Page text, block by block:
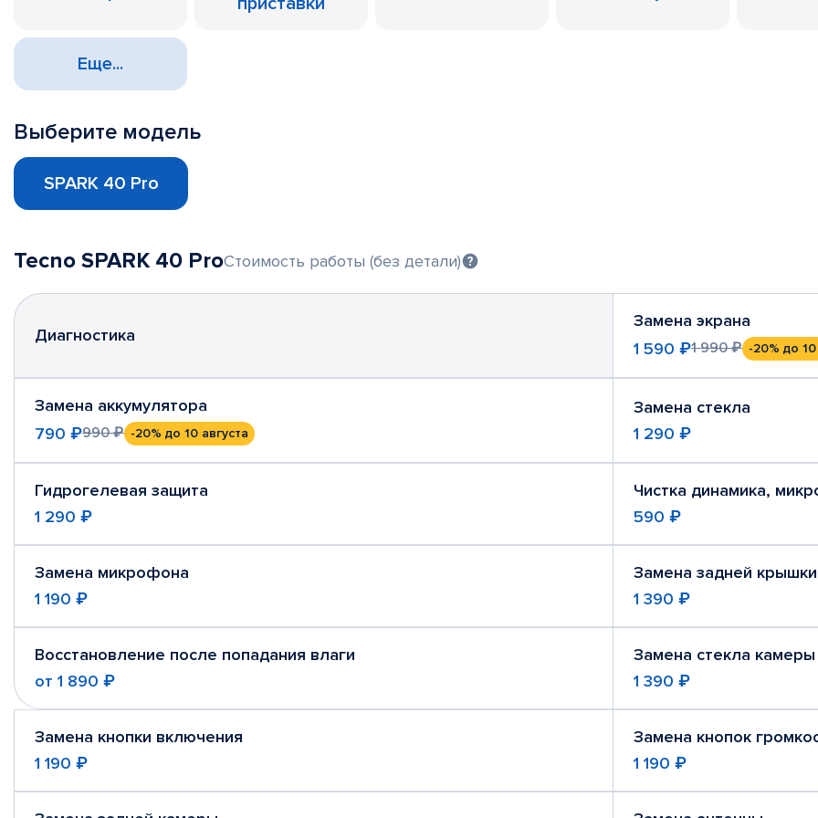
Еще...
Выберите модель
SPARK 40 Pro
Tecno SPARK 40 ProСтоимость работы (без детали)
Диагностика
Замена экрана
1 590 ₽1 990 ₽ -20% до 10
Замена аккумулятора
790 ₽990 ₽ -20% до 10 августа
Замена стекла
1 290 ₽
Гидрогелевая защита
1 290 ₽
Чистка динамика,
590 ₽
Замена микрофона
1 190 ₽
Замена задней крышки
1 390 ₽
Восстановление после попадания влаги
от 1 890 ₽
Замена стекла камеры
1 390 ₽
Замена кнопки включения
1 190 ₽
Замена кнопок
1 190 ₽